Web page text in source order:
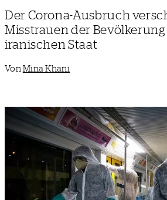
Der Corona-Ausbruch
Misstrauen der Bevölkerung
iranischen Staat
Von Mina Khani